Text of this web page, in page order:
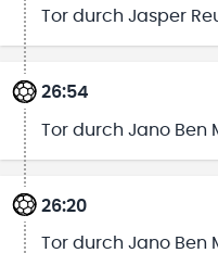
Tor durch Jasper
26:54
Tor durch Jano Ben
26:20
Tor durch Jano Ben